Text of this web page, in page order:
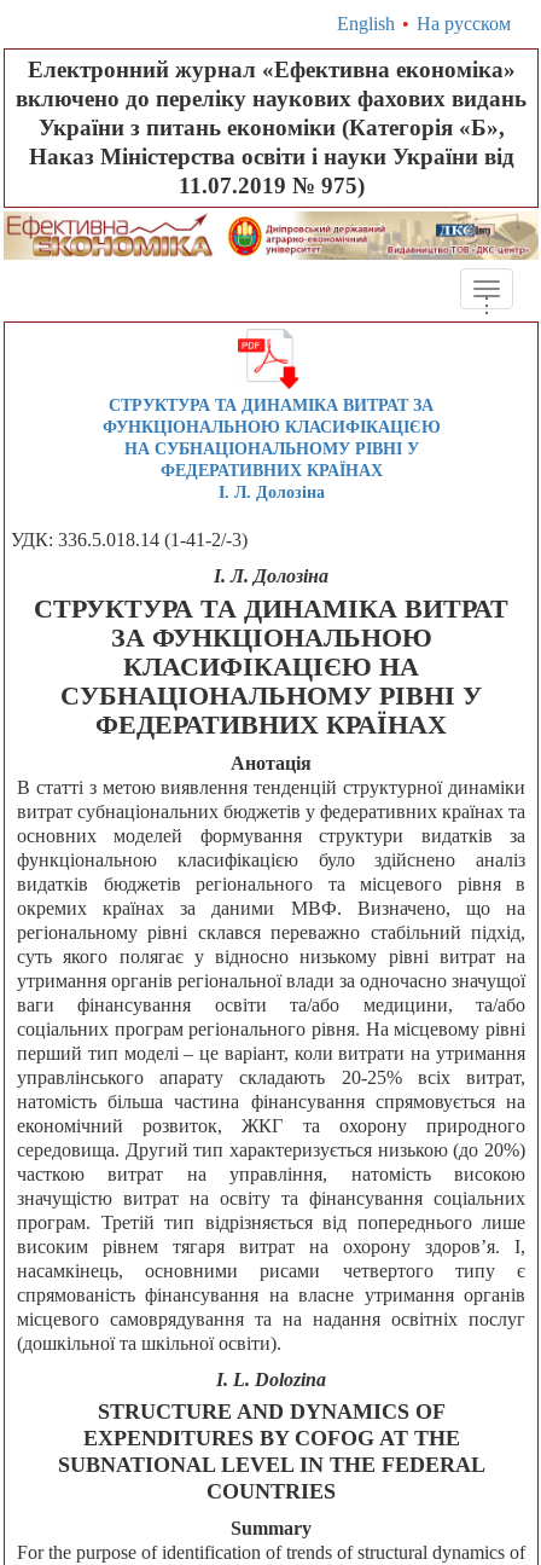
English • На русском
Електронний журнал «Ефективна економіка»
включено до переліку наукових фахових видань
України з питань економіки (Категорія «Б»,
Наказ Міністерства освіти і науки України від
11.07.2019 № 975)
Toggle
...
СТРУКТУРА ТА ДИНАМІКА ВИТРАТ ЗА
ФУНКЦІОНАЛЬНОЮ КЛАСИФІКАЦІЄЮ
НА СУБНАЦІОНАЛЬНОМУ РІВНІ У
ФЕДЕРАТИВНИХ КРАЇНАХ
І. Л. Долозіна
УДК: 336.5.018.14 (1-41-2/-3)
І. Л. Долозіна
СТРУКТУРА ТА ДИНАМІКА ВИТРАТ
ЗА ФУНКЦІОНАЛЬНОЮ
КЛАСИФІКАЦІЄЮ НА
СУБНАЦІОНАЛЬНОМУ РІВНІ У
ФЕДЕРАТИВНИХ КРАЇНАХ
Анотація
В статті з метою виявлення тенденцій структурної динаміки
витрат субнаціональних бюджетів у федеративних країнах та
основних моделей формування структури видатків за
функціональною класифікацією було здійснено аналіз
видатків бюджетів регіонального та місцевого рівня в
окремих країнах за даними МВФ. Визначено, що на
регіональному рівні склався переважно стабільний підхід,
суть якого полягає у відносно низькому рівні витрат на
утримання органів регіональної влади за одночасно значущої
ваги фінансування освіти та/або медицини, та/або
соціальних програм регіонального рівня. На місцевому рівні
перший тип моделі – це варіант, коли витрати на утримання
управлінського апарату складають 20-25% всіх витрат,
натомість більша частина фінансування спрямовується на
економічний розвиток, ЖКГ та охорону природного
середовища. Другий тип характеризується низькою (до 20%)
часткою витрат на управління, натомість високою
значущістю витрат на освіту та фінансування соціальних
програм. Третій тип відрізняється від попереднього лише
високим рівнем тягаря витрат на охорону здоров’я. І,
насамкінець, основними рисами четвертого типу є
спрямованість фінансування на власне утримання органів
місцевого самоврядування та на надання освітніх послуг
(дошкільної та шкільної освіти).
I. L. Dolozina
STRUCTURE AND DYNAMICS OF
EXPENDITURES BY COFOG AT THE
SUBNATIONAL LEVEL IN THE FEDERAL
COUNTRIES
Summary
For the purpose of identification of trends of structural dynamics of